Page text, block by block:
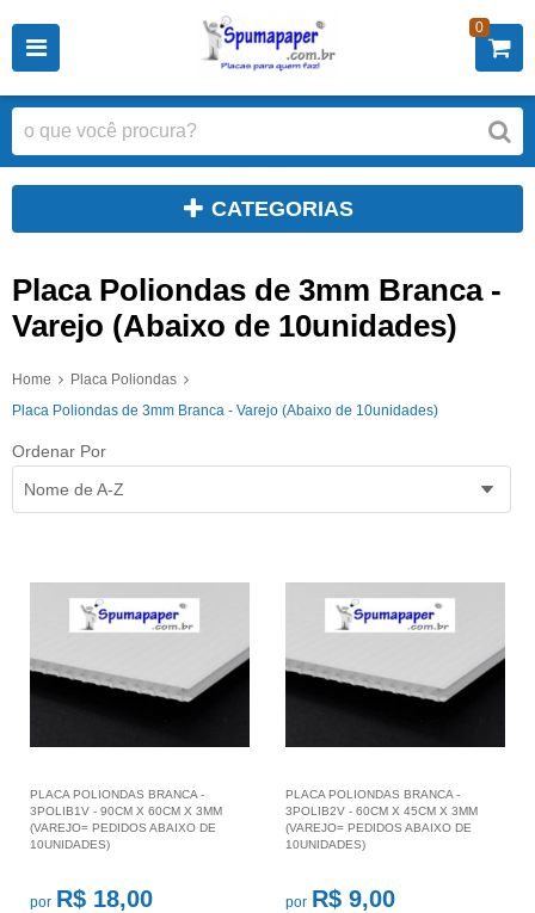
0
CATEGORIAS
Placa Poliondas de 3mm Branca -
Varejo (Abaixo de 10unidades)
Home
Placa Poliondas
Placa Poliondas de 3mm Branca - Varejo (Abaixo de 10unidades)
Ordenar Por
Nome de A-Z
PLACA POLIONDAS BRANCA -
3POLIB1V - 90CM X 60CM X 3MM
(VAREJO= PEDIDOS ABAIXO DE
10UNIDADES)
por R$ 18,00
PLACA POLIONDAS BRANCA -
3POLIB2V - 60CM X 45CM X 3MM
(VAREJO= PEDIDOS ABAIXO DE
10UNIDADES)
por R$ 9,00